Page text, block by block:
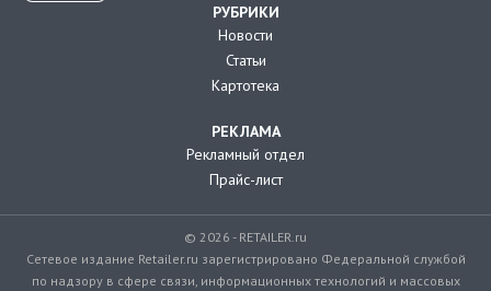
РУБРИКИ
Новости
Статьи
Картотека
РЕКЛАМА
Рекламный отдел
Прайс-лист
© 2026 - RETAILER.ru
Сетевое издание Retailer.ru зарегистрировано Федеральной службой
по надзору в сфере связи, информационных технологий и массовых